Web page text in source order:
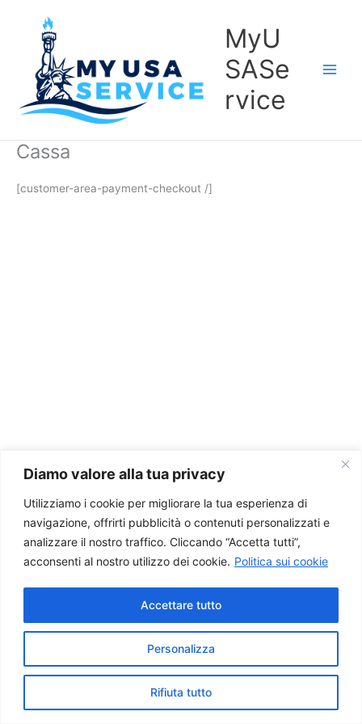
Diamo valore alla tua privacy
Utilizziamo i cookie per migliorare la tua esperienza di
navigazione, offrirti pubblicità o contenuti personalizzati e
analizzare il nostro traffico. Cliccando “Accetta tutti”,
acconsenti al nostro utilizzo dei cookie. Politica sui cookie
Personalizza
Rifiuta tutto
Accettare tutto
contenuto
MyU
SASe
rvice
Cassa
[customer-area-payment-checkout /]
Copyright © 2026 MyUSAService | Powered by
Astra